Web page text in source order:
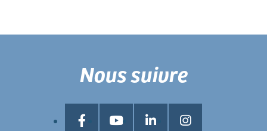
Nous suivre